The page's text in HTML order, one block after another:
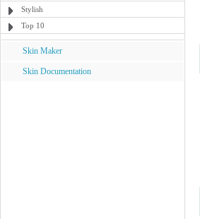
Stylish
Top 10
Skin Maker
Skin Documentation